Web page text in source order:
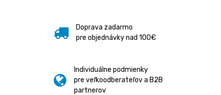
Doprava zadarmo
pre objednávky nad 100€
Individuálne podmienky
pre veľkoodberateľov a B2B
partnerov